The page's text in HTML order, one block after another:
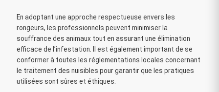
En adoptant une approche respectueuse envers les
rongeurs, les professionnels peuvent minimiser la
souffrance des animaux tout en assurant une élimination
efficace de l’infestation. Il est également important de se
conformer à toutes les réglementations locales concernant
le traitement des nuisibles pour garantir que les pratiques
utilisées sont sûres et éthiques.